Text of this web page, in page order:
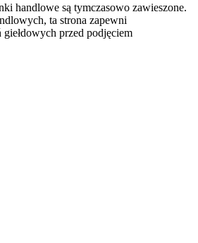
handlowe są tymczasowo zawieszone.
ta strona zapewni
przed podjęciem